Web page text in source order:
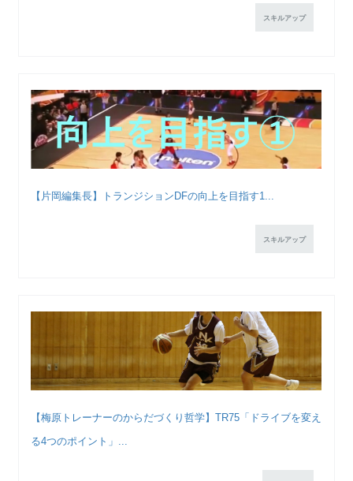
スキルアップ
【片岡編集長】トランジションDFの向上を目指す1...
スキルアップ
【梅原トレーナーのからだづくり哲学】TR75「ドライブを変え
る4つのポイント」...